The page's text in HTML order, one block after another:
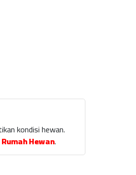
kondisi hewan.
Rumah Hewan.